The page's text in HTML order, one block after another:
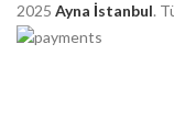
2025 Ayna İstanbul.